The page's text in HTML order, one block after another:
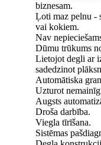
biznesam.
Ļoti maz pelnu -
vai kokiem.
Nav
Dūmu trūkums
Lietojot degli ar
sadedzinot
Automātiska
Uzturot
Augsts
Droša darbība.
Viegla tīrīšana.
Sistēmas